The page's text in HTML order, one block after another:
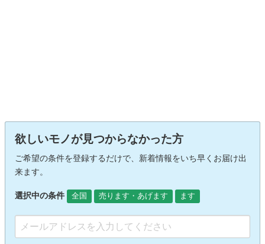
欲しいモノが見つからなかった方
ご希望の条件を登録するだけで、新着情報をいち早くお届け出
来ます。
選択中の条件 全国 売ります・あげます ます